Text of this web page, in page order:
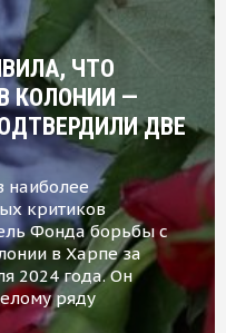
ЧТО
КОЛОНИИ —
ДВЕ
наиболее
критиков
Фонда борьбы с
в Харпе за
2024 года. Он
ряду